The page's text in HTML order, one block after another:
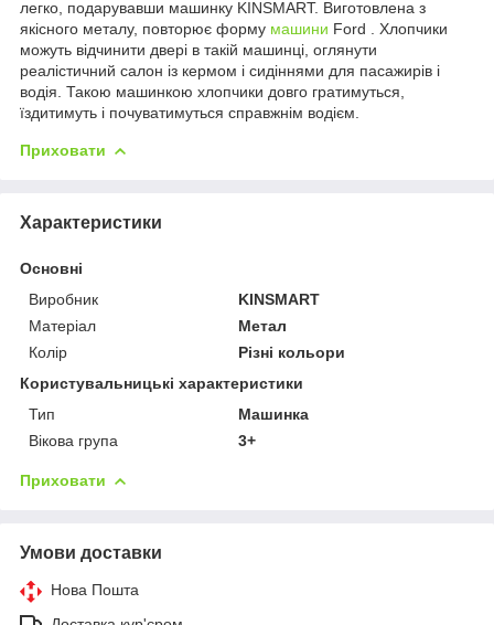
легко, подарувавши машинку KINSMART. Виготовлена з
якісного металу, повторює форму машини Ford . Хлопчики
можуть відчинити двері в такій машинці, оглянути
реалістичний салон із кермом і сидіннями для пасажирів і
водія. Такою машинкою хлопчики довго гратимуться,
їздитимуть і почуватимуться справжнім водієм.
Приховати
Характеристики
Основні
Виробник
KINSMART
Матеріал
Метал
Колір
Різні кольори
Користувальницькі характеристики
Тип
Машинка
Вікова група
3+
Приховати
Умови доставки
Нова Пошта